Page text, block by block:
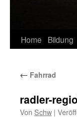
Home Bildung
← Fahrrad
radler-
Von Schw |